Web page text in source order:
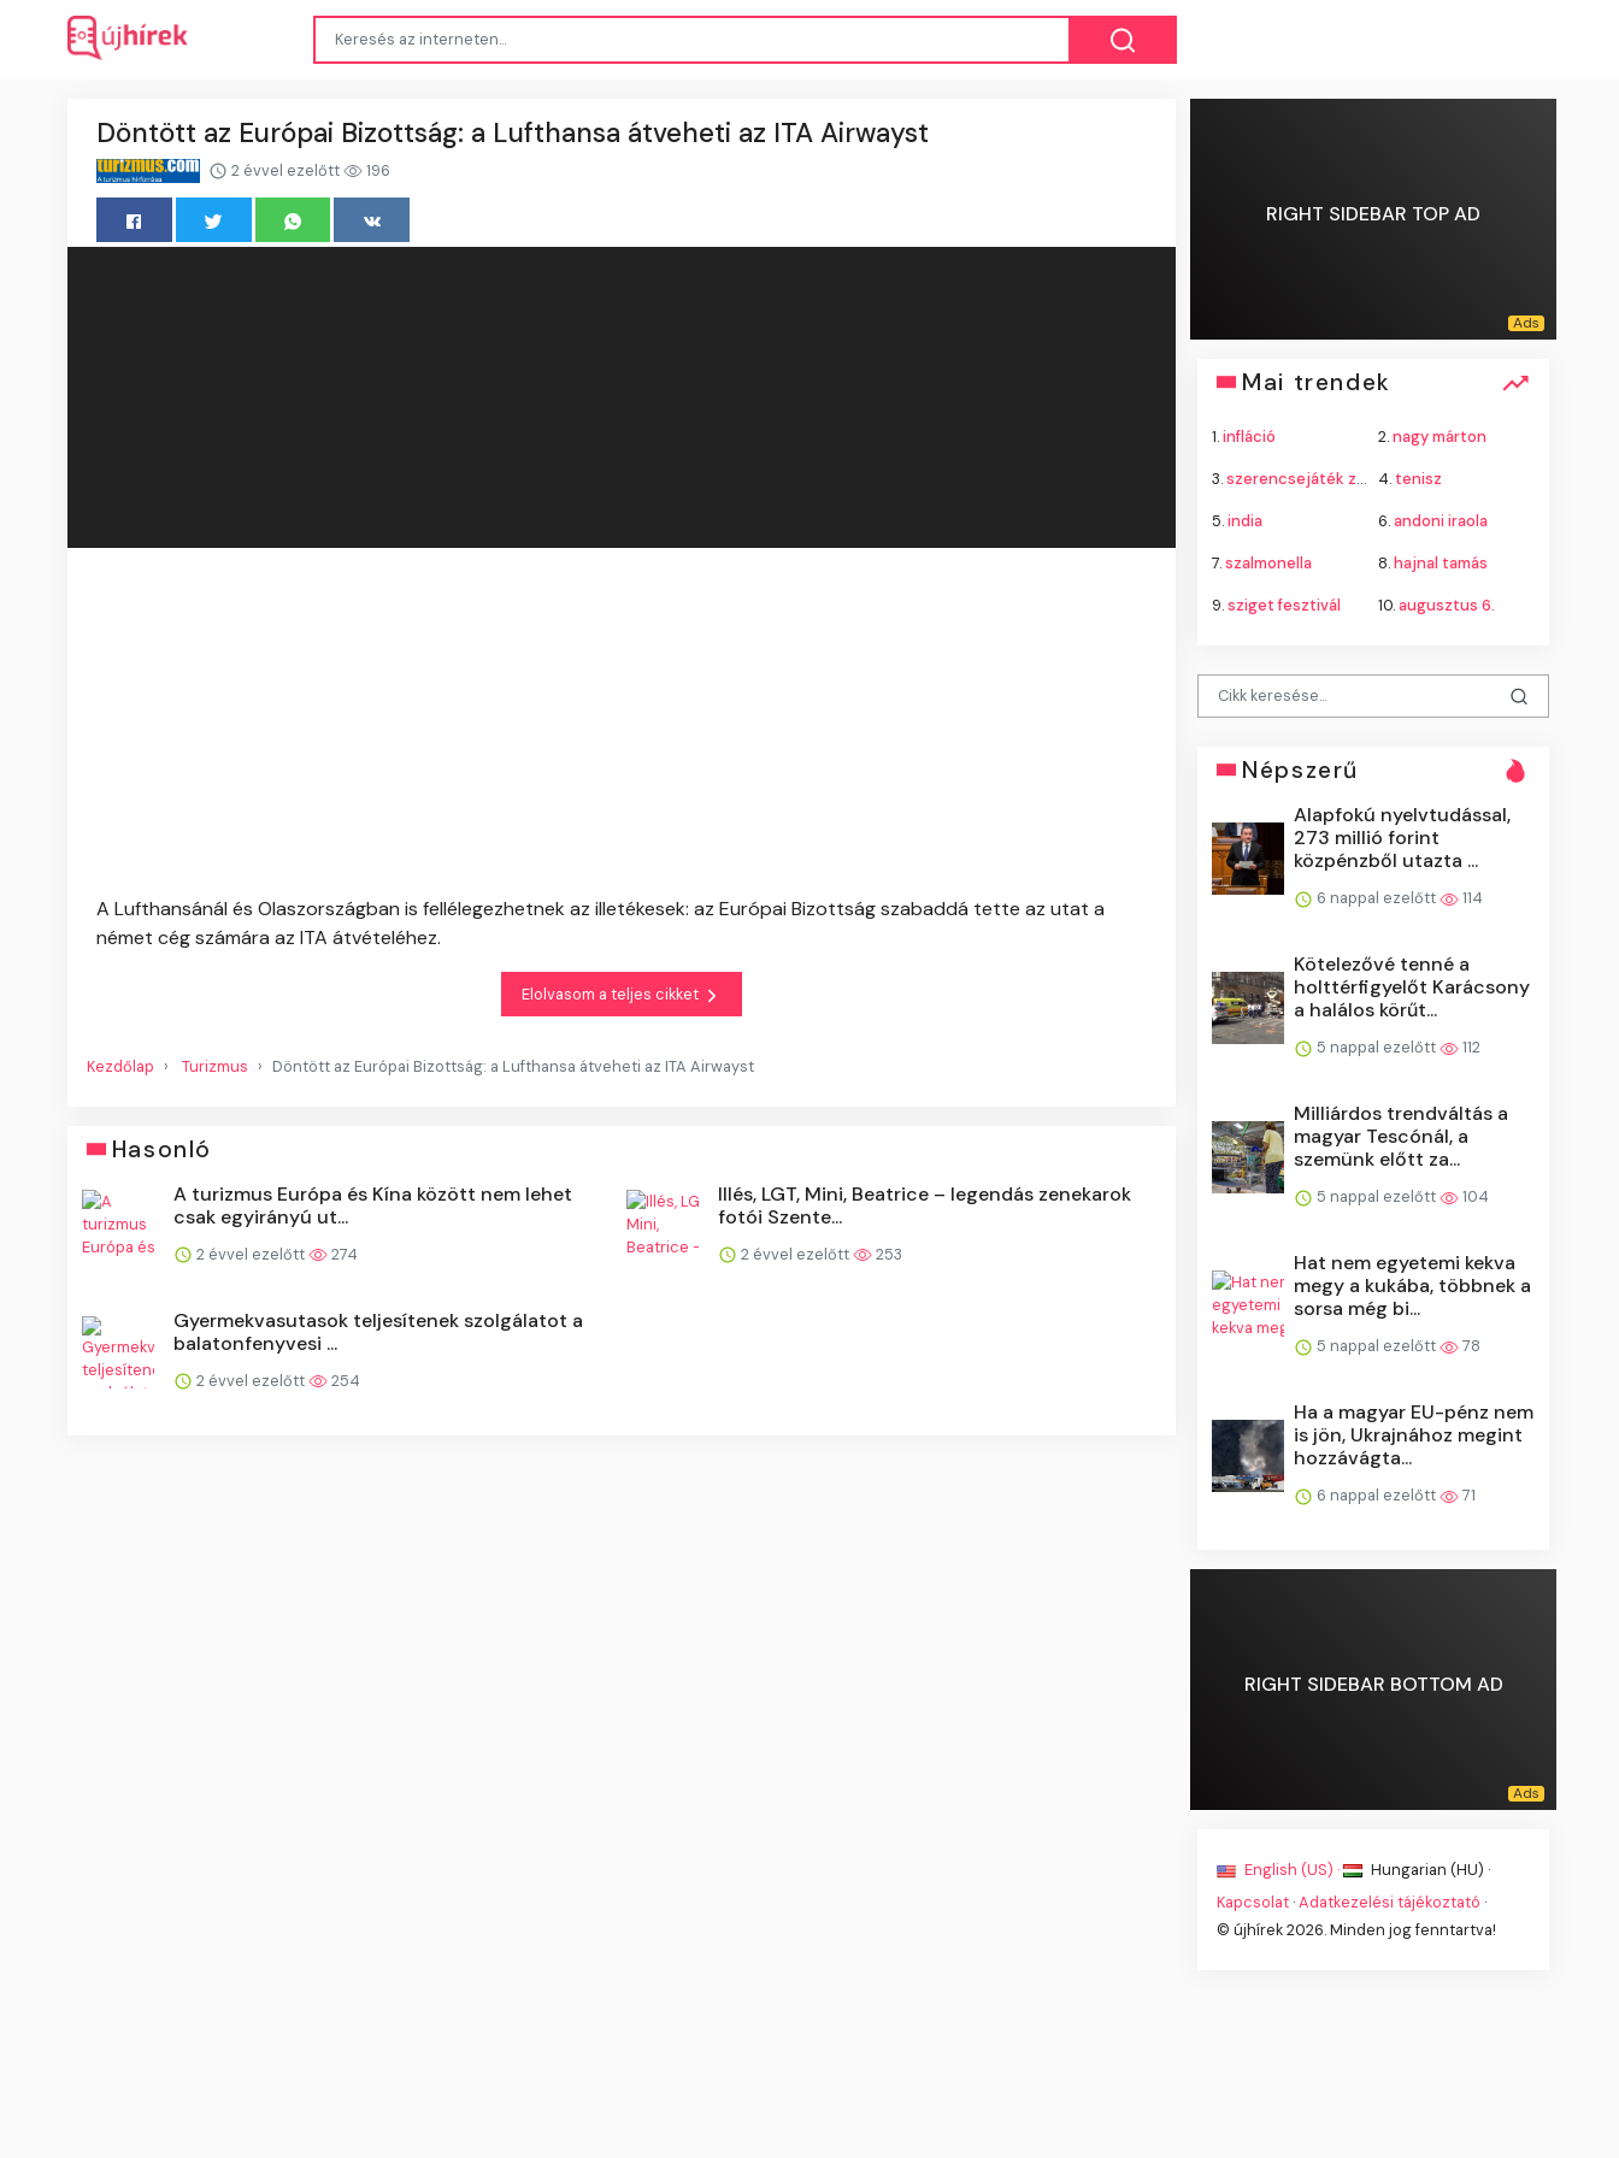
Döntött az Európai Bizottság: a Lufthansa átveheti az ITA Airwayst
2 évvel ezelőtt 196
A Lufthansánál és Olaszországban is fellélegezhetnek az illetékesek: az Európai Bizottság szabaddá tette az utat a
német cég számára az ITA átvételéhez.
Elolvasom a teljes cikket
Kezdőlap Turizmus Döntött az Európai Bizottság: a Lufthansa átveheti az ITA Airwayst
Hasonló
A turizmus Európa és Kína között nem lehet
csak egyirányú ut...
2 évvel ezelőtt 274
Illés, LGT, Mini, Beatrice – legendás zenekarok
fotói Szente...
2 évvel ezelőtt 253
Gyermekvasutasok teljesítenek szolgálatot a
balatonfenyvesi ...
2 évvel ezelőtt 254
RIGHT SIDEBAR TOP AD
Mai trendek
1.infláció 2.nagy márton
3.szerencsejáték zrt. 4. tenisz
5.india 6.andoni iraola
7.szalmonella 8.hajnal tamás
9.sziget fesztivál 10.augusztus 6.
Népszerű
Alapfokú nyelvtudással,
273 millió forint
közpénzből utazta ...
6 nappal ezelőtt 114
Kötelezővé tenné a
holttérfigyelőt Karácsony
a halálos körűt...
5 nappal ezelőtt 112
Milliárdos trendváltás a
magyar Tescónál, a
szemünk előtt za...
5 nappal ezelőtt 104
Hat nem egyetemi kekva
megy a kukába, többnek a
sorsa még bi...
5 nappal ezelőtt 78
Ha a magyar EU-pénz nem
is jön, Ukrajnához megint
hozzávágta...
6 nappal ezelőtt 71
RIGHT SIDEBAR BOTTOM AD
English (US) ·
Hungarian (HU) ·
Kapcsolat ·Adatkezelési tájékoztató ·
© újhírek 2026. Minden jog fenntartva!